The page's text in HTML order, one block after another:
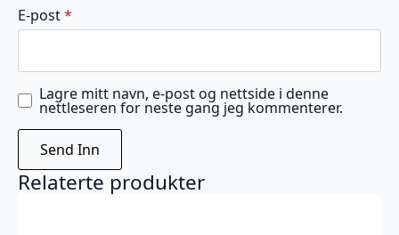
E-post*
Lagre mitt navn, e-post og nettside i denne
nettleseren for neste gang jeg kommenterer.
Relaterte produkter